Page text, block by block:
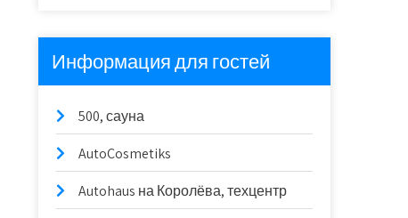
Информация для гостей
500, сауна
AutoCosmetiks
Autohaus на Королёва, техцентр